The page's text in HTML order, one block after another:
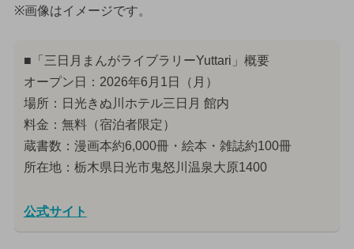
※画像はイメージです。
■「三日月まんがライブラリーYuttari」概要
オープン日：2026年6月1日（月）
場所：日光きぬ川ホテル三日月 館内
料金：無料（宿泊者限定）
蔵書数：漫画本約6,000冊・絵本・雑誌約100冊
所在地：栃木県日光市鬼怒川温泉大原1400
公式サイト